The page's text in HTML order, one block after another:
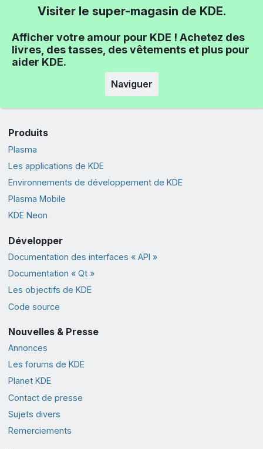
Visiter le super-magasin de KDE.
Afficher votre amour pour KDE ! Achetez des
livres, des tasses, des vêtements et plus pour
aider KDE.
Naviguer
Produits
Plasma
Les applications de KDE
Environnements de développement de KDE
Plasma Mobile
KDE Neon
Développer
Documentation des interfaces « API »
Documentation « Qt »
Les objectifs de KDE
Code source
Nouvelles & Presse
Annonces
Les forums de KDE
Planet KDE
Contact de presse
Sujets divers
Remerciements